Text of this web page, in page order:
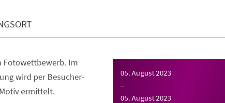
05. August 2023
–
05. August 2023
Fotowettbewerb. Im
wird per Besucher-
ermittelt.